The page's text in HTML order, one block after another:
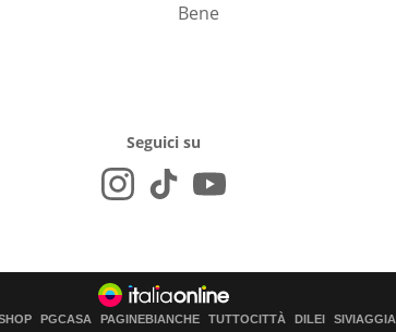
Bene
Seguici su
PGCASA PAGINEBIANCHE TUTTOCITTÀ DILEI SIVIAGGIA